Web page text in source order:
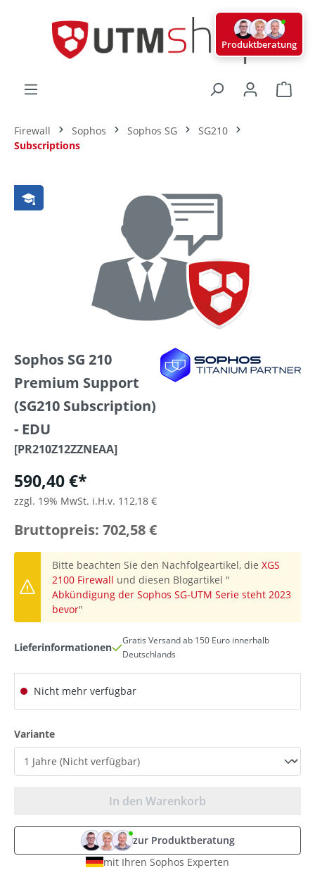
Firewall Sophos Sophos SG
SG210
Subscriptions
Bildergalerie überspringen
Sophos SG 210
Premium Support
(SG210 Subscription)
- EDU
[PR210Z12ZZNEAA]
590,40 €*
zzgl. 19% MwSt. i.H.v. 112,18 €
Bruttopreis: 702,58 €
Bitte beachten Sie den Nachfolgeartikel, die XGS
2100 Firewall und diesen Blogartikel "
Abkündigung der Sophos SG-UTM Serie steht 2023
bevor"
Lieferinformationen
Gratis Versand ab 150 Euro innerhalb
Deutschlands
Nicht mehr verfügbar
Varianteauswählen
In den Warenkorb
zur Produktberatung
mit Ihren Sophos Experten
Produktberatung